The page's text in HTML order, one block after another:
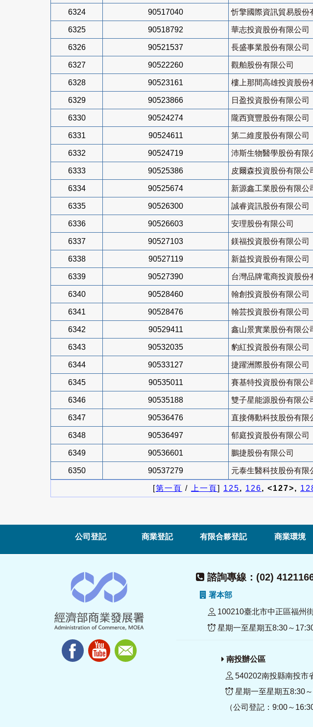
6324 90517040 忻擎國際資訊貿易股份
6325 90518792 華志投資股份有限公司
6326 90521537 長盛事業股份有限公司
6327 90522260 觀舶股份有限公司
6328 90523161 樓上那間高雄投資股份
6329 90523866 日盈投資股份有限公司
6330 90524274 隴西寶豐股份有限公司
6331 90524611 第二維度股份有限公司
6332 90524719 沛斯生物醫學股份有限
6333 90525386 皮爾森投資股份有限公
6334 90525674 新源鑫工業股份有限公
6335 90526300 誠睿資訊股份有限公司
6336 90526603 安理股份有限公司
6337 90527103 鎂福投資股份有限公司
6338 90527119 新益投資股份有限公司
6339 90527390 台灣品牌電商投資股份
6340 90528460 翰創投資股份有限公司
6341 90528476 翰芸投資股份有限公司
6342 90529411 鑫山景實業股份有限公
6343 90532035 豹紅投資股份有限公司
6344 90533127 捷躍洲際股份有限公司
6345 90535011 賽基特投資股份有限公
6346 90535188 雙子星能源股份有限公
6347 90536476 直接傳動科技股份有限
6348 90536497 郁庭投資股份有限公司
6349 90536601 鵬捷股份有限公司
6350 90537279 元泰生醫科技股份有限
[第一頁 / 上一頁] 125, 126, <127>,
公司登記 商業登記 有限合夥登記 商業環境
諮詢專線：(02)
署本部
100210臺北市中正區福州
星期一至星期五8:30～
南投辦公區
540202南投縣南投市
星期一至星期五8:30
（公司登記：9:00～